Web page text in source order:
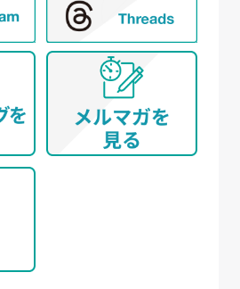
る調査
・分析、新規サービスの検討や
を公表する際は個人が特定でき
慮いたします）
又は提携する企業、施設、団体
から、WEBサイト、名刺交換
)、開催イベント、その他当社所定
て取得する個人情報について
運営管理 (メールマガジン配
抽出を含む)
・ご要望への対応
わせ・契約の履行
れた業務の遂行